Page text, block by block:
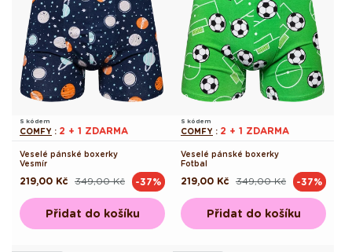
S kódem
COMFY : 2 + 1 ZDARMA
Veselé pánské boxerky
Vesmír
Běžná
349,00 Kč
Výprodejová
219,00 Kč -37%
Přidat do košíku
S kódem
COMFY : 2 + 1 ZDARMA
Veselé pánské boxerky
Fotbal
Běžná
349,00 Kč
Výprodejová
219,00 Kč -37%
Přidat do košíku